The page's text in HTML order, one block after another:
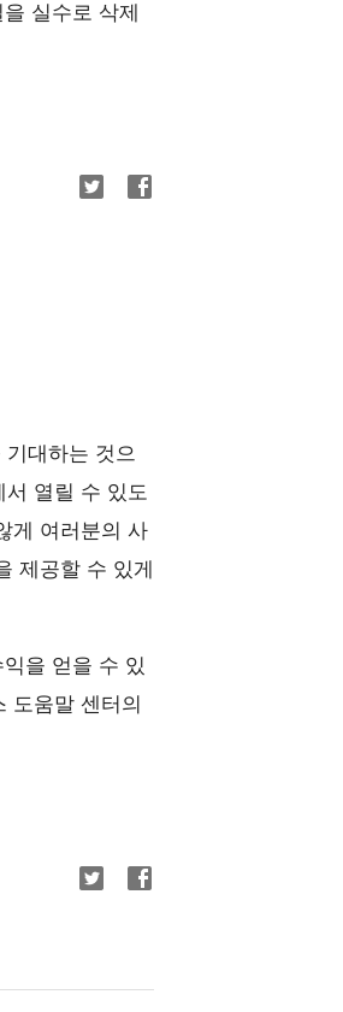
실수로 삭제
대하는 것으
열릴 수 있도
게 여러분의 사
제공할 수 있게
을 얻을 수 있
도움말 센터의